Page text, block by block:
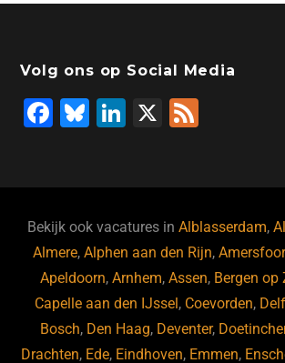
Volg ons op Social Media
F
b
o
o
k
Bl
ky
Li
dI
n
X
Bekijk ook vacatures inAlblasserdam,
Almere,Alphen aan den Rijn,
Apeldoorn,Arnhem,Assen, Bergen op
Capelle aan den IJssel, Coevorden,
Bosch, Den Haag, Deventer,
Drachten, Ede, Eindhoven, Emmen,